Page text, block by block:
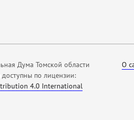
Дума Томской области
по лицензии:
4.0 International
О